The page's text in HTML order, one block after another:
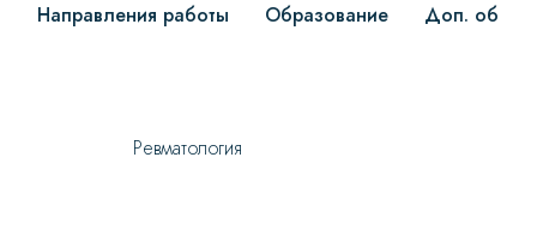
Направления работы Образование Доп.
Ревматология